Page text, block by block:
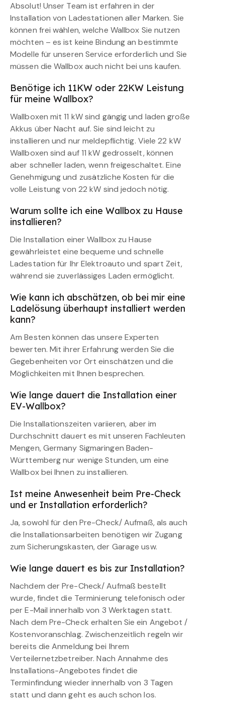
Absolut! Unser Team ist erfahren in der
Installation von Ladestationen aller Marken. Sie
können frei wählen, welche Wallbox Sie nutzen
möchten – es ist keine Bindung an bestimmte
Modelle für unseren Service erforderlich und Sie
müssen die Wallbox auch nicht bei uns kaufen.
Benötige ich 11KW oder 22KW Leistung
für meine Wallbox?
Wallboxen mit 11 kW sind gängig und laden große
Akkus über Nacht auf. Sie sind leicht zu
installieren und nur meldepflichtig. Viele 22 kW
Wallboxen sind auf 11 kW gedrosselt, können
aber schneller laden, wenn freigeschaltet. Eine
Genehmigung und zusätzliche Kosten für die
volle Leistung von 22 kW sind jedoch nötig.
Warum sollte ich eine Wallbox zu Hause
installieren?
Die Installation einer Wallbox zu Hause
gewährleistet eine bequeme und schnelle
Ladestation für Ihr Elektroauto und spart Zeit,
während sie zuverlässiges Laden ermöglicht.
Wie kann ich abschätzen, ob bei mir eine
Ladelösung überhaupt installiert werden
kann?
Am Besten können das unsere Experten
bewerten. Mit ihrer Erfahrung werden Sie die
Gegebenheiten vor Ort einschätzen und die
Möglichkeiten mit Ihnen besprechen.
Wie lange dauert die Installation einer
EV-Wallbox?
Die Installationszeiten variieren, aber im
Durchschnitt dauert es mit unseren Fachleuten
Mengen, Germany Sigmaringen Baden-
Württemberg nur wenige Stunden, um eine
Wallbox bei Ihnen zu installieren.
Ist meine Anwesenheit beim Pre-Check
und er Installation erforderlich?
Ja, sowohl für den Pre-Check/ Aufmaß, als auch
die Installationsarbeiten benötigen wir Zugang
zum Sicherungskasten, der Garage usw.
Wie lange dauert es bis zur Installation?
Nachdem der Pre-Check/ Aufmaß bestellt
wurde, findet die Terminierung telefonisch oder
per E-Mail innerhalb von 3 Werktagen statt.
Nach dem Pre-Check erhalten Sie ein Angebot /
Kostenvoranschlag. Zwischenzeitlich regeln wir
bereits die Anmeldung bei Ihrem
Verteilernetzbetreiber. Nach Annahme des
Installations-Angebotes findet die
Terminfindung wieder innerhalb von 3 Tagen
statt und dann geht es auch schon los.